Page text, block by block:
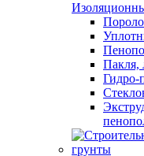
Пакля,
Гидро-